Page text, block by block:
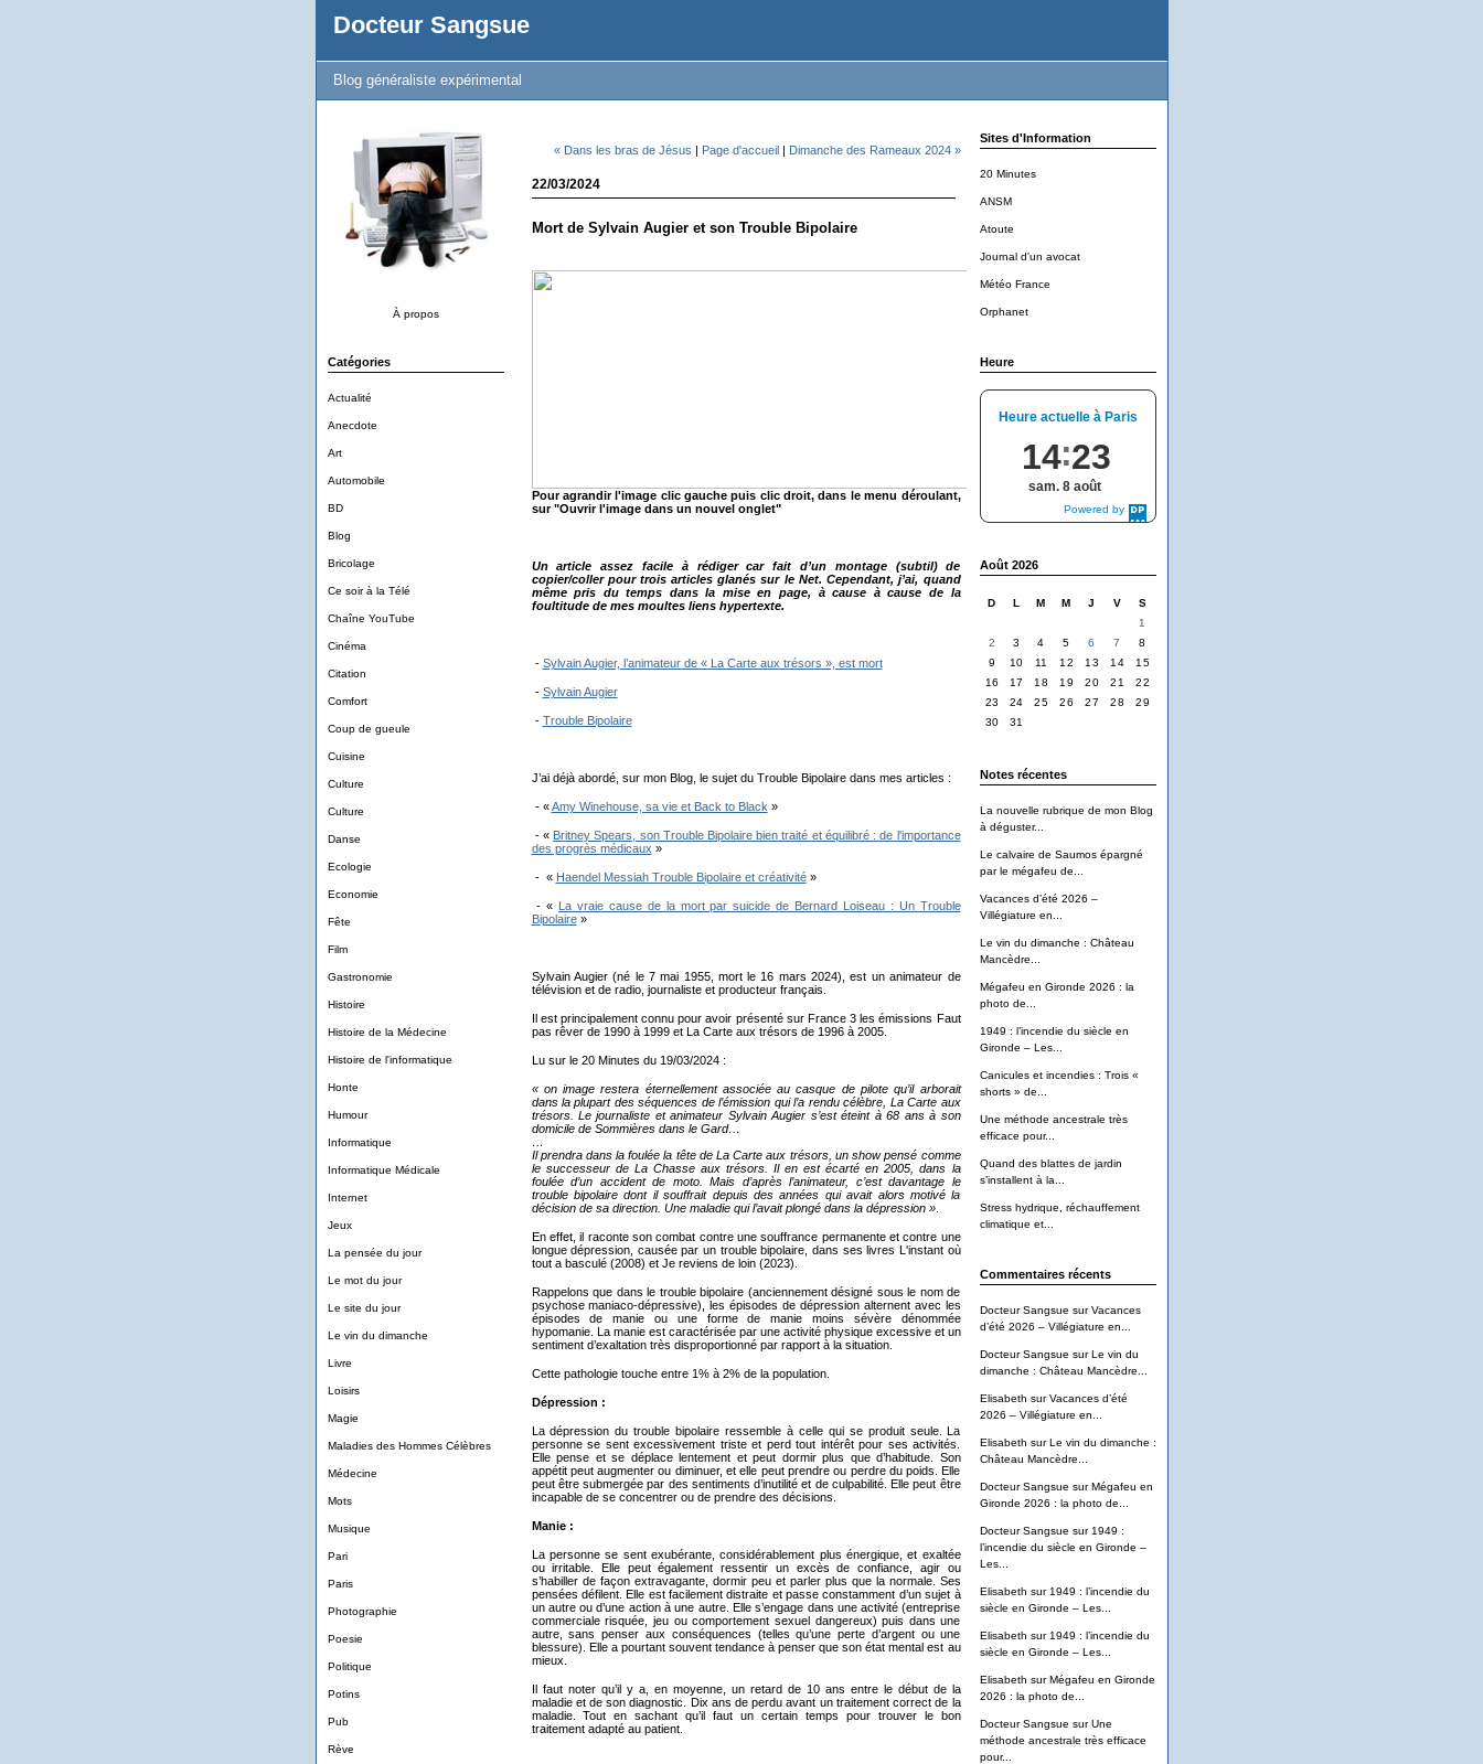
Docteur Sangsue
Blog généraliste expérimental
À propos
Catégories
Actualité
Anecdote
Art
Automobile
BD
Blog
Bricolage
Ce soir à la Télé
Chaîne YouTube
Cinéma
Citation
Comfort
Coup de gueule
Cuisine
Culture
Culture
Danse
Ecologie
Economie
Fête
Film
Gastronomie
Histoire
Histoire de la Médecine
Histoire de l'informatique
Honte
Humour
Informatique
Informatique Médicale
Internet
Jeux
La pensée du jour
Le mot du jour
Le site du jour
Le vin du dimanche
Livre
Loisirs
Magie
Maladies des Hommes Célèbres
Médecine
Mots
Musique
Pari
Paris
Photographie
Poesie
Politique
Potins
Pub
Rève
Sites d'Information
20 Minutes
ANSM
Atoute
Journal d'un avocat
Météo France
Orphanet
Heure
Powered by
DaysPedia.com
Heure actuelle à Paris
14 23
sam. 8 août
Août 2026
D L M M J V
S
1
2
3 4 5 6 7
8
9
10 11 12 13 14
15
16
17 18 19 20 21
22
23
24 25 26 27 28
29
30
31
Notes récentes
La nouvelle rubrique de mon Blog
à déguster...
Le calvaire de Saumos épargné
par le mégafeu de...
Vacances d’été 2026 –
Villégiature en...
Le vin du dimanche : Château
Mancèdre...
Mégafeu en Gironde 2026 : la
photo de...
1949 : l’incendie du siècle en
Gironde – Les...
Canicules et incendies : Trois «
shorts » de...
Une méthode ancestrale très
efficace pour...
Quand des blattes de jardin
s’installent à la...
Stress hydrique, réchauffement
climatique et...
Commentaires récents
Docteur Sangsue surVacances
d’été 2026 – Villégiature en...
Docteur Sangsue surLe vin du
dimanche : Château Mancèdre...
Elisabeth surVacances d’été
2026 – Villégiature en...
Elisabeth surLe vin du dimanche :
Château Mancèdre...
Docteur Sangsue surMégafeu en
Gironde 2026 : la photo de...
Docteur Sangsue sur 1949 :
l’incendie du siècle en Gironde –
Les...
Elisabeth sur 1949 : l’incendie du
siècle en Gironde – Les...
Elisabeth sur 1949 : l’incendie du
siècle en Gironde – Les...
Elisabeth surMégafeu en Gironde
2026 : la photo de...
Docteur Sangsue surUne
méthode ancestrale très efficace
pour...
« Dans les bras de Jésus | Page d'accueil| Dimanche des Rameaux 2024 »
22/03/2024
Mort de Sylvain Augier et son Trouble Bipolaire
Pour agrandir l'image clic gauche puis clic droit, dans le menu déroulant,
sur "Ouvrir l'image dans un nouvel onglet"
Un article assez facile à rédiger car fait d’un montage (subtil) de
copier/coller pour trois articles glanés sur le Net. Cependant, j’ai, quand
même pris du temps dans la mise en page, à cause à cause de la
foultitude de mes moultes liens hypertexte.
- Sylvain Augier, l’animateur de « La Carte aux trésors », est mort
- Sylvain Augier
- Trouble Bipolaire
J’ai déjà abordé, sur mon Blog, le sujet du Trouble Bipolaire dans mes articles :
- «Amy Winehouse, sa vie et Back to Black »
- « Britney Spears, son Trouble Bipolaire bien traité et équilibré : de l'importance
des progrès médicaux »
- « Haendel Messiah Trouble Bipolaire et créativité»
- « La vraie cause de la mort par suicide de Bernard Loiseau : Un Trouble
Bipolaire»
Sylvain Augier (né le 7 mai 1955, mort le 16 mars 2024), est un animateur de
télévision et de radio, journaliste et producteur français.
Il est principalement connu pour avoir présenté sur France 3 les émissions Faut
pas rêver de 1990 à 1999 et La Carte aux trésors de 1996 à 2005.
Lu sur le 20 Minutes du 19/03/2024 :
« on image restera éternellement associée au casque de pilote qu’il arborait
dans la plupart des séquences de l’émission qui l’a rendu célèbre, La Carte aux
trésors. Le journaliste et animateur Sylvain Augier s’est éteint à 68 ans à son
domicile de Sommières dans le Gard…
…
Il prendra dans la foulée la tête de La Carte aux trésors, un show pensé comme
le successeur de La Chasse aux trésors. Il en est écarté en 2005, dans la
foulée d’un accident de moto. Mais d’après l’animateur, c’est davantage le
trouble bipolaire dont il souffrait depuis des années qui avait alors motivé la
décision de sa direction. Une maladie qui l’avait plongé dans la dépression ».
En effet, il raconte son combat contre une souffrance permanente et contre une
longue dépression, causée par un trouble bipolaire, dans ses livres L'instant où
tout a basculé (2008) et Je reviens de loin (2023).
Rappelons que dans le trouble bipolaire (anciennement désigné sous le nom de
psychose maniaco-dépressive), les épisodes de dépression alternent avec les
épisodes de manie ou une forme de manie moins sévère dénommée
hypomanie. La manie est caractérisée par une activité physique excessive et un
sentiment d’exaltation très disproportionné par rapport à la situation.
Cette pathologie touche entre 1% à 2% de la population.
Dépression :
La dépression du trouble bipolaire ressemble à celle qui se produit seule. La
personne se sent excessivement triste et perd tout intérêt pour ses activités.
Elle pense et se déplace lentement et peut dormir plus que d’habitude. Son
appétit peut augmenter ou diminuer, et elle peut prendre ou perdre du poids. Elle
peut être submergée par des sentiments d’inutilité et de culpabilité. Elle peut être
incapable de se concentrer ou de prendre des décisions.
Manie :
La personne se sent exubérante, considérablement plus énergique, et exaltée
ou irritable. Elle peut également ressentir un excès de confiance, agir ou
s’habiller de façon extravagante, dormir peu et parler plus que la normale. Ses
pensées défilent. Elle est facilement distraite et passe constamment d’un sujet à
un autre ou d’une action à une autre. Elle s’engage dans une activité (entreprise
commerciale risquée, jeu ou comportement sexuel dangereux) puis dans une
autre, sans penser aux conséquences (telles qu’une perte d’argent ou une
blessure). Elle a pourtant souvent tendance à penser que son état mental est au
mieux.
Il faut noter qu’il y a, en moyenne, un retard de 10 ans entre le début de la
maladie et de son diagnostic. Dix ans de perdu avant un traitement correct de la
maladie. Tout en sachant qu’il faut un certain temps pour trouver le bon
traitement adapté au patient.